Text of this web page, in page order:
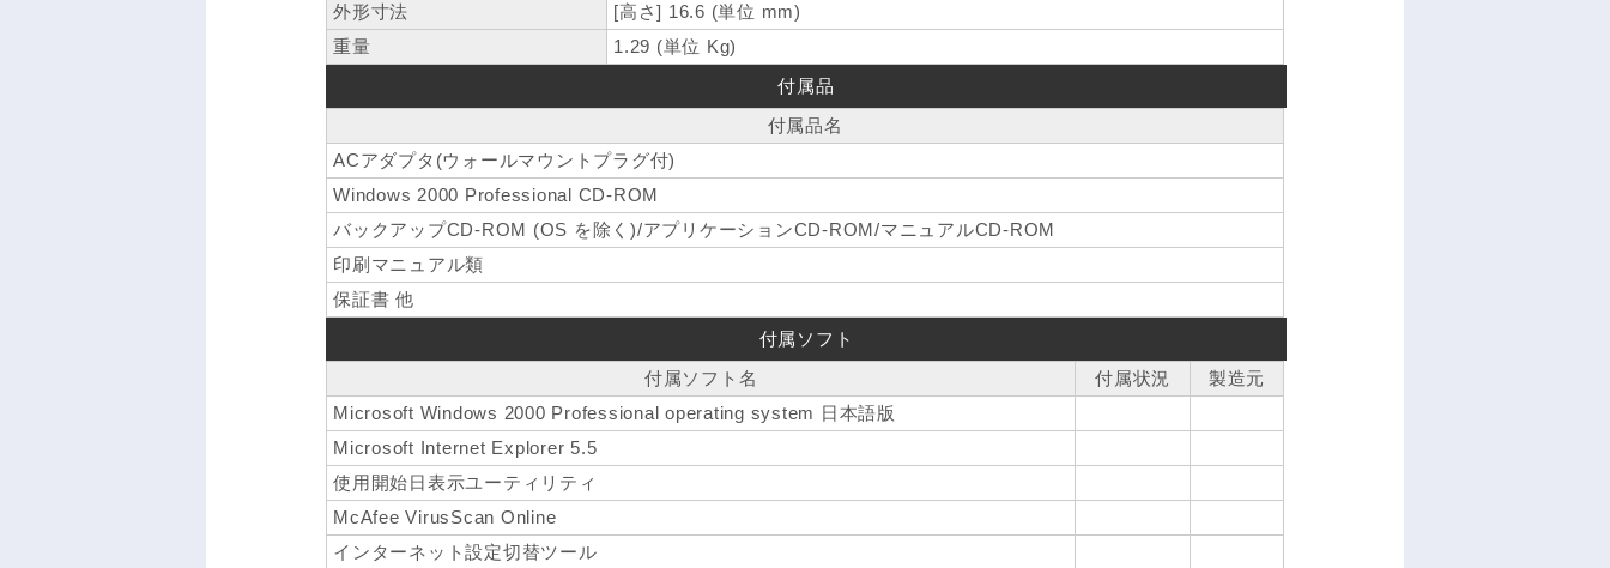
外形寸法
[高さ] 16.6 (単位 mm)
重量
1.29 (単位 Kg)
付属品
付属品名
ACアダプタ(ウォールマウントプラグ付)
Windows 2000 Professional CD-ROM
バックアップCD-ROM (OS を除く)/アプリケーションCD-ROM/マニュアルCD-ROM
印刷マニュアル類
保証書 他
付属ソフト
付属ソフト名
付属状況
製造元
Microsoft Windows 2000 Professional operating system 日本語版
Microsoft Internet Explorer 5.5
使用開始日表示ユーティリティ
McAfee VirusScan Online
インターネット設定切替ツール